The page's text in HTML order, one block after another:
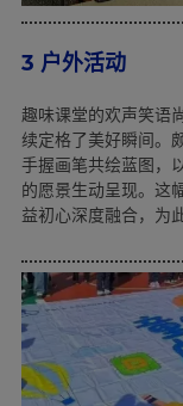
3 户外活动
趣味课堂的欢声笑语
续定格了美好瞬间。
手握画笔共绘蓝图，
的愿景生动呈现。这
益初心深度融合，为